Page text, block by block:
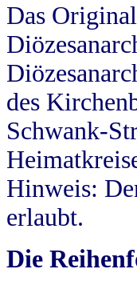
Das
des
Schwank-
Hinweis:
erlaubt.
Die